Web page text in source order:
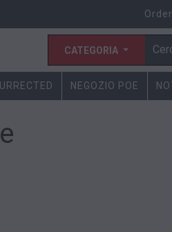
CATEGORIA
NEGOZIO POE